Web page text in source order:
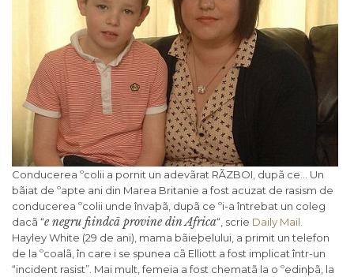
Conducerea ºcolii a pornit un adevãrat RÃZBOI, dupã ce… Un
bãiat de ºapte ani din Marea Britanie a fost acuzat de rasism de
conducerea ºcolii unde învaþã, dupã ce ºi-a întrebat un coleg
dacã “e negru fiindcã provine din Africa“, scrie Daily Mail.
Hayley White (29 de ani), mama bãieþelului, a primit un telefon
de la ºcoalã, în care i se spunea cã Elliott a fost implicat într-un
“incident rasist”. Mai mult, femeia a fost chematã la o ºedinþã, la